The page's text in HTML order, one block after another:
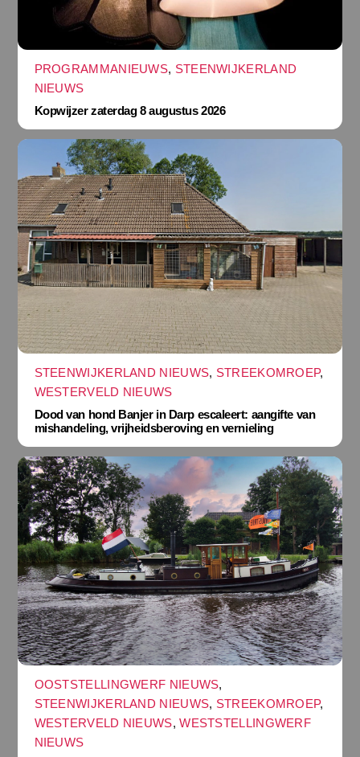
PROGRAMMANIEUWS, STEENWIJKERLAND
NIEUWS
Kopwijzer zaterdag 8 augustus 2026
STEENWIJKERLAND NIEUWS, STREEKOMROEP,
WESTERVELD NIEUWS
Dood van hond Banjer in Darp escaleert: aangifte van
mishandeling, vrijheidsberoving en vernieling
OOSTSTELLINGWERF NIEUWS,
STEENWIJKERLAND NIEUWS, STREEKOMROEP,
WESTERVELD NIEUWS,WESTSTELLINGWERF
NIEUWS